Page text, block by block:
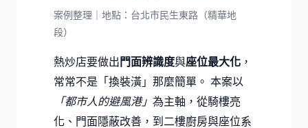
案例整理｜地點：台北市民生東路（精華地
段）
熱炒店要做出 門面辨識度與座位最大化 ，
常常不是「換裝潢」那麼簡單。 本案以
「都市人的避風港」 為主軸，從騎樓亮
化、門面隱蔽改善，到二樓廚房與座位系